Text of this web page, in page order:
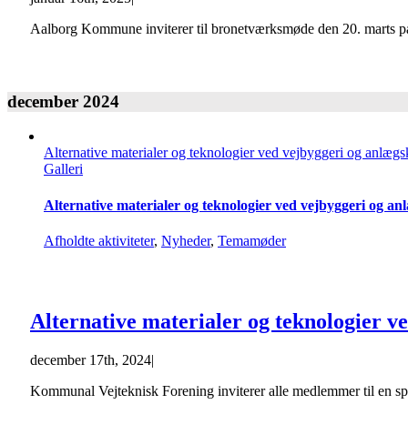
Aalborg Kommune inviterer til bronetværksmøde den 20. marts
december 2024
Alternative materialer og teknologier ved vejbyggeri og
Galleri
Alternative materialer og teknologier ved vejbyggeri og
Afholdte aktiviteter, Nyheder, Temamøder
Alternative materialer og teknologier
december 17th, 2024|
Kommunal Vejteknisk Forening inviterer alle medlemmer til en